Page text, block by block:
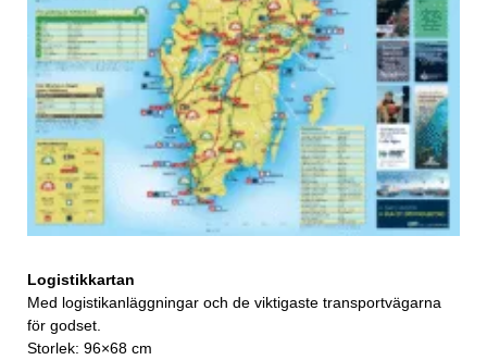
Logistikkartan
Med logistikanläggningar och de viktigaste transportvägarna
för godset.
Storlek: 96×68 cm